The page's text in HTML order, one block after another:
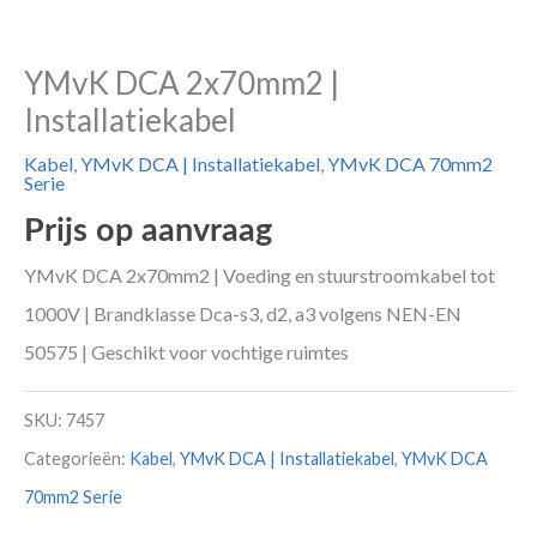
YMvK DCA 2x70mm2 |
Installatiekabel
Kabel,YMvK DCA | Installatiekabel,YMvK DCA 70mm2
Serie
Prijs op aanvraag
YMvK DCA 2x70mm2 | Voeding en stuurstroomkabel tot
1000V | Brandklasse Dca-s3, d2, a3 volgens NEN-EN
50575 | Geschikt voor vochtige ruimtes
SKU: 7457
Categorieën: Kabel, YMvK DCA | Installatiekabel, YMvK DCA
70mm2 Serie